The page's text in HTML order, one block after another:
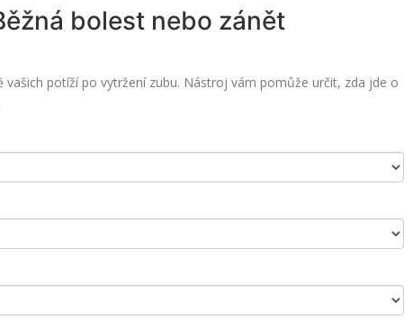
bolest nebo zánět
vašich potíží po vytržení zubu. Nástroj vám pomůže určit, zda jde o